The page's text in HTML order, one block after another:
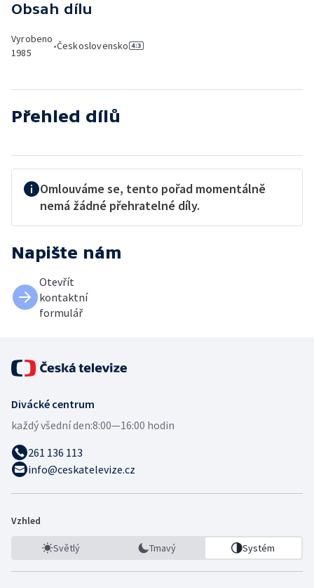
Obsah dílu
Vyrobeno
1985
•Československo
Přehled dílů
Omlouváme se, tento pořad momentálně
nemá žádné přehratelné díly.
Napište nám
Otevřít
kontaktní
formulář
Divácké centrum
každý všední den:8:00—16:00 hodin
261 136 113
info@ceskatelevize.cz
Vzhled
Světlý Tmavý Systém